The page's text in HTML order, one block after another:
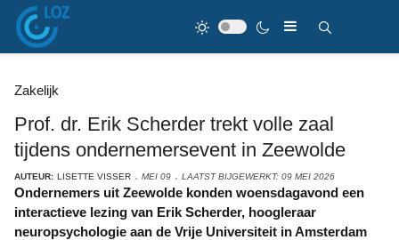
Zakelijk
Prof. dr. Erik Scherder trekt volle zaal
tijdens ondernemersevent in Zeewolde
AUTEUR: LISETTE VISSER MEI 09 LAATST BIJGEWERKT: 09 MEI 2026
Ondernemers uit Zeewolde konden woensdagavond een
interactieve lezing van Erik Scherder, hoogleraar
neuropsychologie aan de Vrije Universiteit in Amsterdam